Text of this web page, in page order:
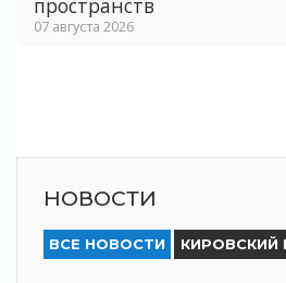
07 августа 2026
НОВОСТИ
ВСЕ НОВОСТИ КИРОВСКИЙ